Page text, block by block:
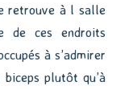
retrouve à l salle
de ces endroits
à s’admirer
plutôt qu’à